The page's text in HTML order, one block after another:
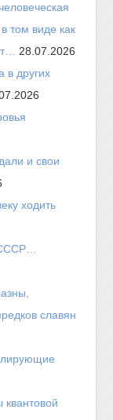
том виде как
28.07.2026
в других
и свои
ходить
СССР…
славян